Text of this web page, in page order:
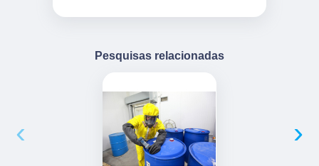
Pesquisas relacionadas
‹ ›